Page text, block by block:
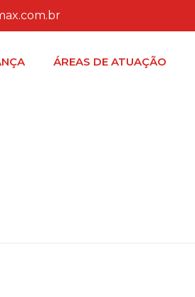
ÁREAS DE ATUAÇÃO